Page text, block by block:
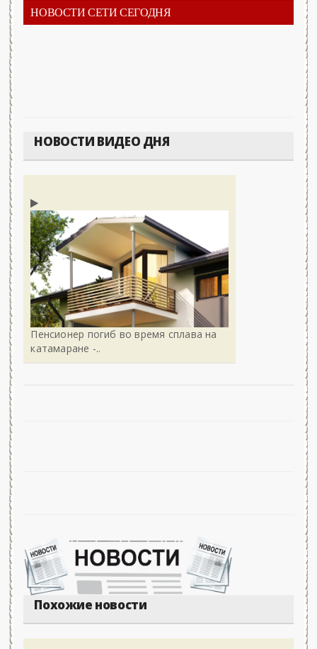
НОВОСТИ СЕТИ СЕГОДНЯ
НОВОСТИ ВИДЕО ДНЯ
Пенсионер погиб во время сплава на
катамаране -..
Похожие новости